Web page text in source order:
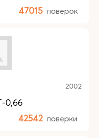
47015 поверок
2002
0,66
42542 поверки